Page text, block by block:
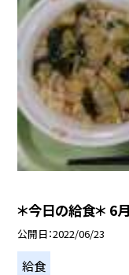
＊今日の給食＊ 6
公開日 2022/06/23
給食